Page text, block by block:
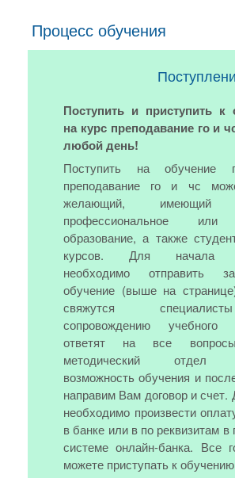
Процесс обучения
Поступить и приступить к
на курс преподавание го и
любой день!
Поступить на обучение
преподавание го и чс
желающий, имеющий
профессиональное
образование, а также
курсов. Для начала
необходимо отправить
обучение (выше на
свяжутся
сопровождению учебного
ответят на все
методический отдел
возможность обучения и
направим Вам договор и
необходимо произвести
в банке или в по реквизитам в
системе онлайн-банка. Все
можете приступать к